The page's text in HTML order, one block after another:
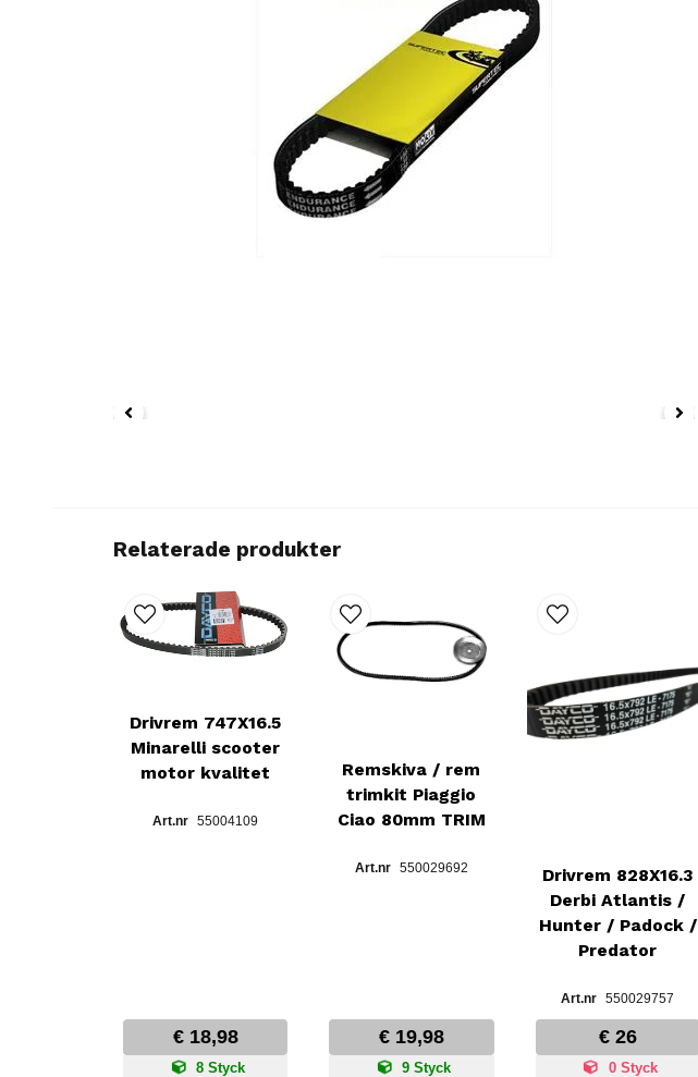
Relaterade produkter
Drivrem 747X16.5
Minarelli scooter
motor kvalitet
55004109
€ 18,98
8 Styck
Remskiva / rem
trimkit Piaggio
Ciao 80mm TRIM
550029692
€ 19,98
9 Styck
Drivrem 828X16.3
Derbi Atlantis /
Hunter / Padock /
Predator
550029757
€ 26
0 Styck